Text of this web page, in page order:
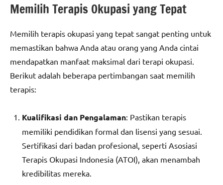
Memilih Terapis Okupasi yang Tepat
Memilih terapis okupasi yang tepat sangat penting untuk
memastikan bahwa Anda atau orang yang Anda cintai
mendapatkan manfaat maksimal dari terapi okupasi.
Berikut adalah beberapa pertimbangan saat memilih
terapis:
Kualifikasi dan Pengalaman: Pastikan terapis
memiliki pendidikan formal dan lisensi yang sesuai.
Sertifikasi dari badan profesional, seperti Asosiasi
Terapis Okupasi Indonesia (ATOI), akan menambah
kredibilitas mereka.